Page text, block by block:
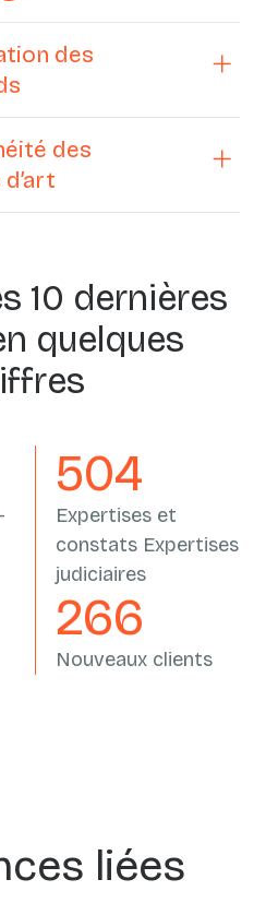
des
des
10 dernières
quelques
558
Expertises et
constats Expertises
judiciaires
305
Nouveaux clients
liées